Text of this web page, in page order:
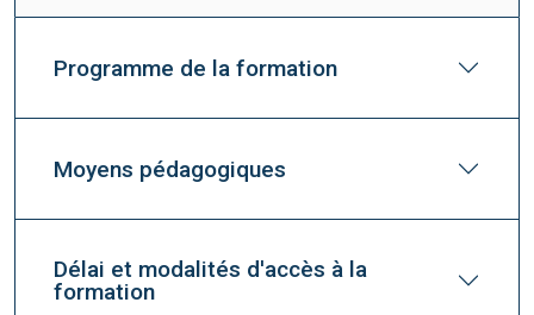
Programme de la formation
Moyens pédagogiques
Délai et modalités d'accès à la
formation